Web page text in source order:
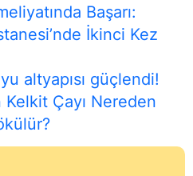
Başarı:
İkinci Kez
altyapısı güçlendi!
Kelkit Çayı Nereden